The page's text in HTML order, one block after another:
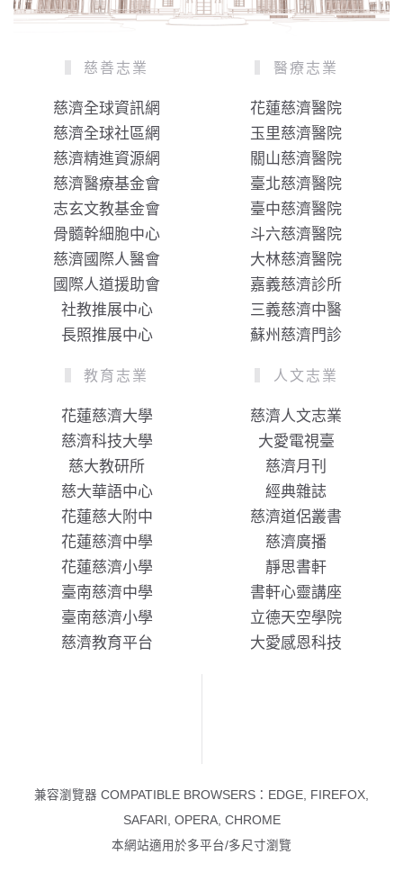
慈善志業
慈濟全球資訊網
慈濟全球社區網
慈濟精進資源網
慈濟醫療基金會
志玄文教基金會
骨髓幹細胞中心
慈濟國際人醫會
國際人道援助會
社教推展中心
長照推展中心
醫療志業
花蓮慈濟醫院
玉里慈濟醫院
關山慈濟醫院
臺北慈濟醫院
臺中慈濟醫院
斗六慈濟醫院
大林慈濟醫院
嘉義慈濟診所
三義慈濟中醫
蘇州慈濟門診
教育志業
花蓮慈濟大學
慈濟科技大學
慈大教研所
慈大華語中心
花蓮慈大附中
花蓮慈濟中學
花蓮慈濟小學
臺南慈濟中學
臺南慈濟小學
慈濟教育平台
人文志業
慈濟人文志業
大愛電視臺
慈濟月刊
經典雜誌
慈濟道侶叢書
慈濟廣播
靜思書軒
書軒心靈講座
立德天空學院
大愛感恩科技
兼容瀏覽器 COMPATIBLE BROWSERS：EDGE, FIREFOX,
SAFARI, OPERA, CHROME
本網站適用於多平台/多尺寸瀏覽